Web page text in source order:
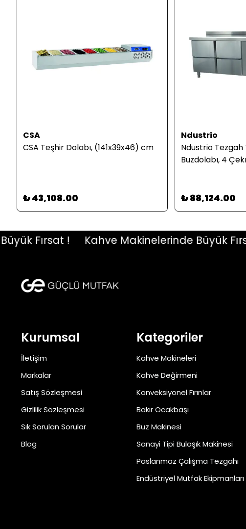
CSA
CSA Teşhir Dolabı, (141x39x46) cm
₺ 43,108.00
Ndustrio
Ndustrio Tezgah
Buzdolabı, 4
₺ 88,124.00
Fırsat ! Kahve Makinelerinde Büyük Fırsat
Kurumsal
İletişim
Markalar
Satış Sözleşmesi
Gizlilik Sözleşmesi
Sık Sorulan Sorular
Blog
Kategoriler
Kahve Makineleri
Kahve Değirmeni
Konveksiyonel Fırınlar
Bakır Ocakbaşı
Buz Makinesi
Sanayi Tipi Bulaşık Makinesi
Paslanmaz Çalışma Tezgahı
Endüstriyel Mutfak Ekipmanları